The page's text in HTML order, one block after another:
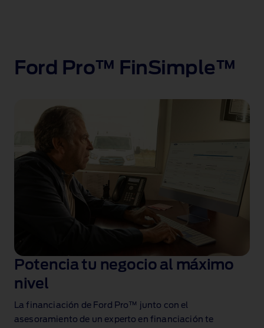
Ford Pro™ FinSimple™
Potencia tu negocio al máximo
nivel
La financiación de Ford Pro™ junto con el
asesoramiento de un experto en financiación te